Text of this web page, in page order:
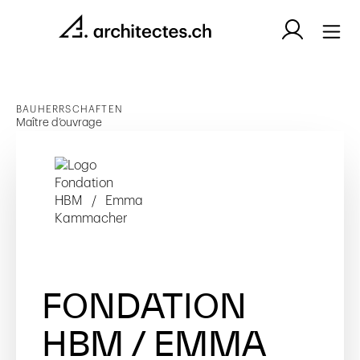
BAUHERRSCHAFTEN
Maître d’ouvrage
FONDATION
HBM / EMMA